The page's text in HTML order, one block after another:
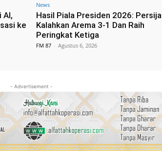
AI,
ke
News
Hasil Piala Presiden 2026: Persija
Kalahkan Arema 3-1 Dan Raih
Peringkat Ketiga
FM 87 - Agustus 6, 2026
- Advertisement -